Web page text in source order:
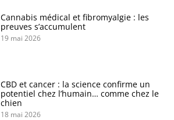
Cannabis médical et fibromyalgie : les
preuves s’accumulent
19 mai 2026
CBD et cancer : la science confirme un
potentiel chez l’humain… comme chez le
chien
18 mai 2026